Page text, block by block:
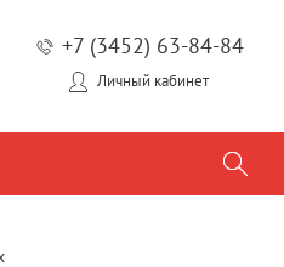
+7 (3452) 63-84-84
Личный кабинет